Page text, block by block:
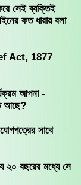
সেই ব্যক্তিই
কত ধারায় বলা
Act, 1877
আপনা -
আছে?
সাথে
২০ বছরের মধ্যে সে